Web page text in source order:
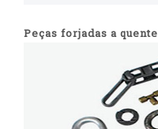
Peças forjadas a quente